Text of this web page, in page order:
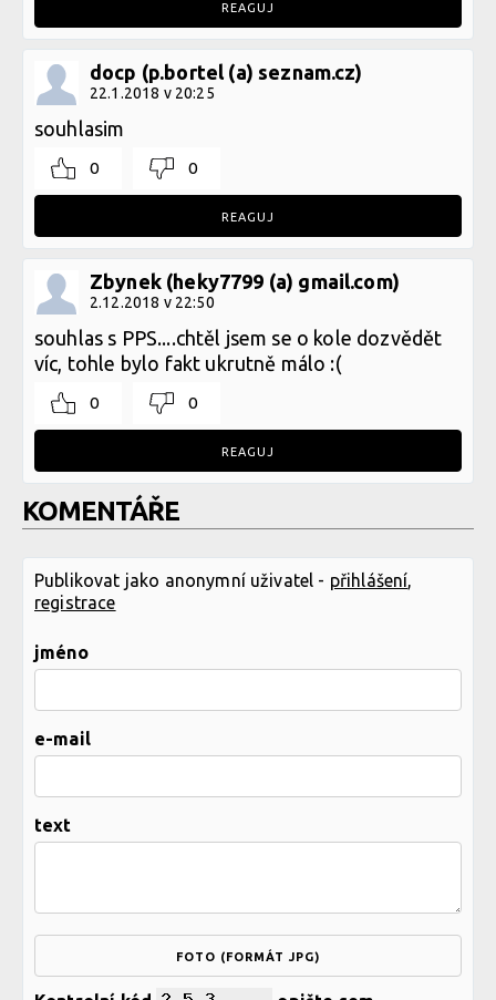
REAGUJ
docp (p.bortel (a) seznam.cz)
22.1.2018 v 20:25
souhlasim
0 0
REAGUJ
Zbynek (heky7799 (a) gmail.com)
2.12.2018 v 22:50
souhlas s PPS....chtěl jsem se o kole dozvědět
víc, tohle bylo fakt ukrutně málo :(
0 0
REAGUJ
KOMENTÁŘE
Publikovat jako anonymní uživatel - přihlášení,
registrace
jméno
e-mail
text
FOTO (FORMÁT JPG)